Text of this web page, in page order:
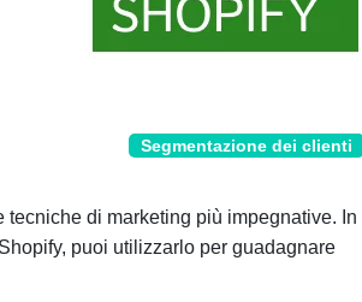
Segmentazione dei clienti
tecniche di marketing più impegnative. In
puoi utilizzarlo per guadagnare